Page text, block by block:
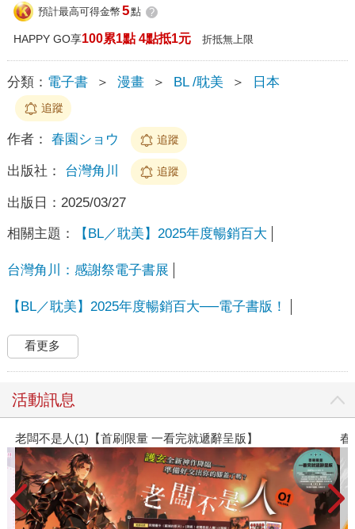
預計最高可得金幣 5點 ?
HAPPY GO享100累1點 4點抵1元 折抵無上限
分類： 電子書 ＞ 漫畫 ＞ BL /耽美 ＞ 日本
追蹤
作者： 春園ショウ 追蹤
出版社： 台灣角川 追蹤
出版日： 2025/03/27
相關主題： 【BL／耽美】2025年度暢銷百大
台灣角川：感謝祭電子書展
【BL／耽美】2025年度暢銷百大──電子書版！
看更多
活動訊息
春光ｘ奇幻基地｜全書系展